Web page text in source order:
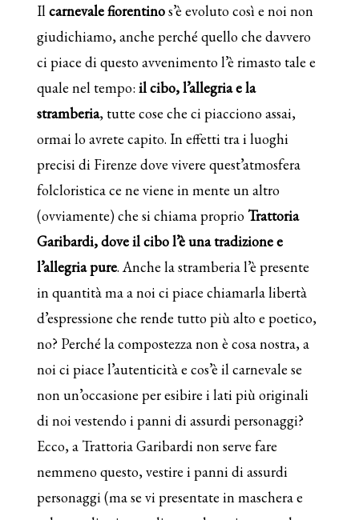
Ilcarnevale fiorentinos’è evoluto così e noi non
giudichiamo, anche perché quello che davvero
ci piace di questo avvenimento l’è rimasto tale e
quale nel tempo:il cibo, l’allegria e la
stramberia, tutte cose che ci piacciono assai,
ormai lo avrete capito. In effetti tra i luoghi
precisi di Firenze dove vivere quest’atmosfera
folcloristica ce ne viene in mente un altro
(ovviamente) che si chiama proprioTrattoria
Garibardi, dove il cibo l’è una tradizione e
l’allegria pure. Anche la stramberia l’è presente
in quantità ma a noi ci piace chiamarla libertà
d’espressione che rende tutto più alto e poetico,
no? Perché la compostezza non è cosa nostra, a
noi ci piace l’autenticità e cos’è il carnevale se
non un’occasione per esibire i lati più originali
di noi vestendo i panni di assurdi personaggi?
Ecco, a Trattoria Garibardi non serve fare
nemmeno questo, vestire i panni di assurdi
personaggi (ma se vi presentate in maschera e